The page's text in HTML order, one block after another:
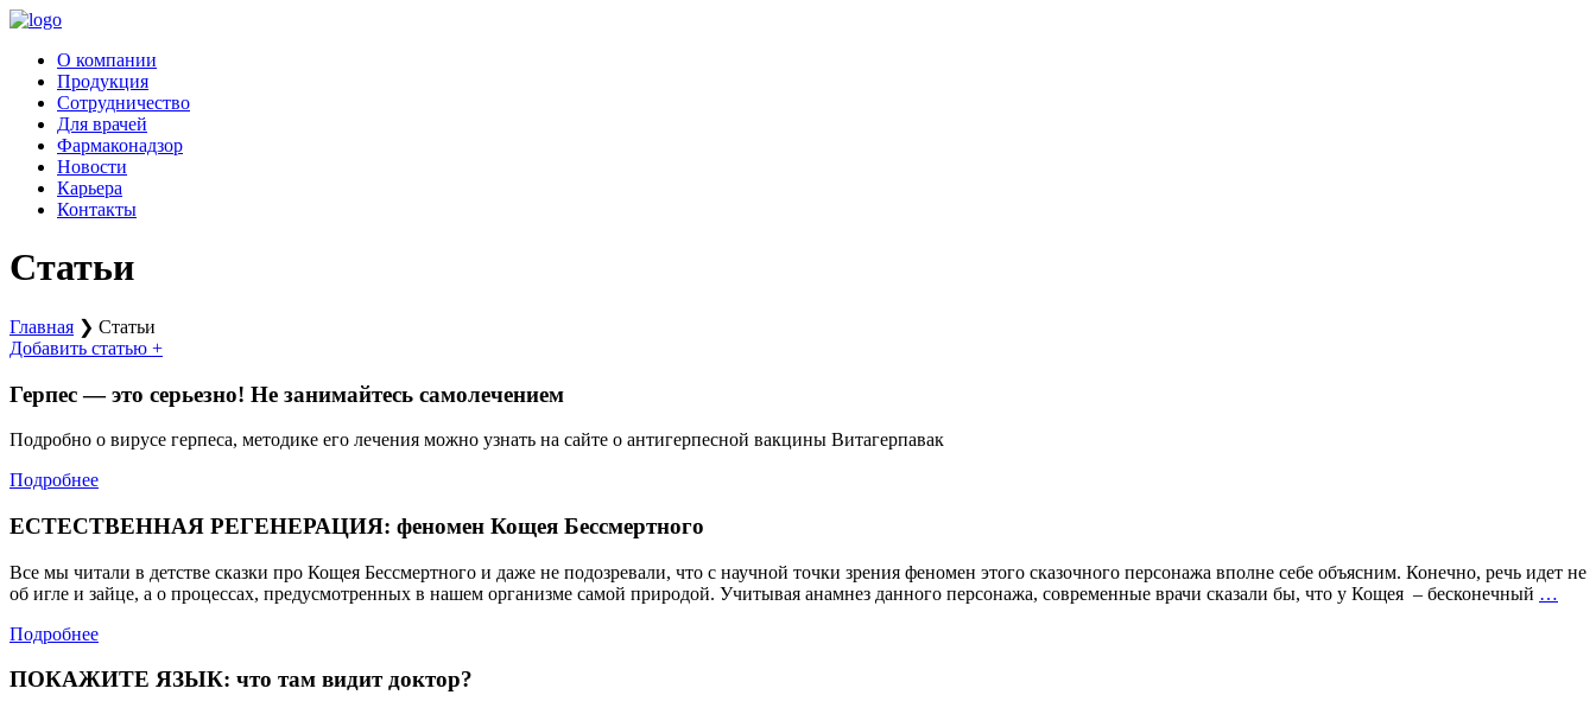
Перейти
содержимому
О компании
Продукция
Сотрудничество
Для врачей
Фармаконадзор
Новости
Карьера
Контакты
Статьи
Главная ❯ Статьи
Добавить статью +
Герпес — это серьезно! Не занимайтесь самолечением
Подробно о вирусе герпеса, методике его лечения можно узнать на сайте о антигерпесной вакцины Витагерпавак
Подробнее
ЕСТЕСТВЕННАЯ РЕГЕНЕРАЦИЯ: феномен Кощея Бессмертного
Все мы читали в детстве сказки про Кощея Бессмертного и даже не подозревали, что с научной точки зрения феномен этого сказочного персонажа вполне себе объясним. Конечно, речь идет не
об игле и зайце, а о процессах, предусмотренных в нашем организме самой природой. Учитывая анамнез данного персонажа, современные врачи сказали бы, что у Кощея – бесконечный …
Подробнее
ПОКАЖИТЕ ЯЗЫК: что там видит доктор?